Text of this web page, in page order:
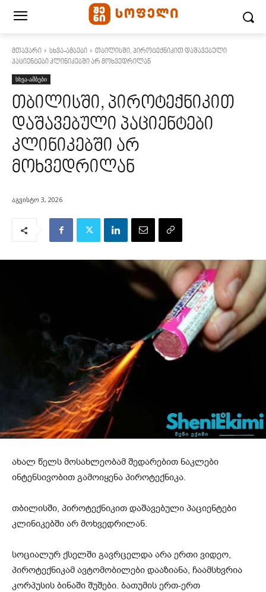
მთავარი სხვა-ამბები
თბილისში, პიროტექნიკით დაშავებული
პაციენტები კლინიკებში არ მოხვედრილან
სხვა-ამბები
თბილისში, პიროტექნიკით
დაშავებული პაციენტები
კლინიკებში არ
მოხვედრილან
აგვისტო 3, 2026
ახალ წელს მოსახლეობამ შედარებით ნაკლები
ინტენსივობით გამოიყენა პიროტექნიკა.
თბილისში, პიროტექნიკით დაშავებული პაციენტები
კლინიკებში არ მოხვედრილან.
სოციალურ ქსელში გავრცელდა არა ერთი ვიდეო,
პიროტექნიკამ ავტომობილები დააზიანა, ჩაამსხვრია
კორპუსის ბინაში შუშები. ბათუმის ერთ-ერთ